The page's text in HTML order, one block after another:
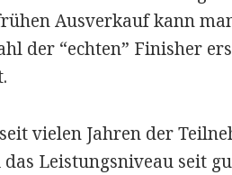
Ausverkauf kann
der “echten” Finisher
vielen Jahren der
Leistungsniveau seit